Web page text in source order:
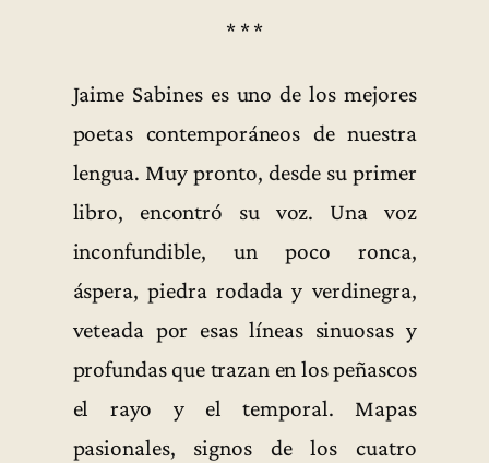
* * *
Jaime Sabines es uno de los mejores
poetas contemporáneos de nuestra
lengua. Muy pronto, desde su primer
libro, encontró su voz. Una voz
inconfundible, un poco ronca,
áspera, piedra rodada y verdinegra,
veteada por esas líneas sinuosas y
profundas que trazan en los peñascos
el rayo y el temporal. Mapas
pasionales, signos de los cuatro